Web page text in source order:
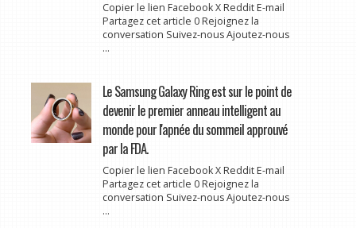
Copier le lien Facebook X Reddit E-mail
Partagez cet article 0 Rejoignez la
conversation Suivez-nous Ajoutez-nous
...
Le Samsung Galaxy Ring est sur le point de
devenir le premier anneau intelligent au
monde pour l'apnée du sommeil approuvé
par la FDA.
Copier le lien Facebook X Reddit E-mail
Partagez cet article 0 Rejoignez la
conversation Suivez-nous Ajoutez-nous
...